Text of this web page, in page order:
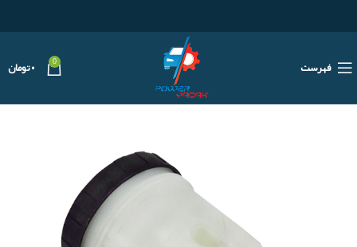
فهرست 0 ۰تومان